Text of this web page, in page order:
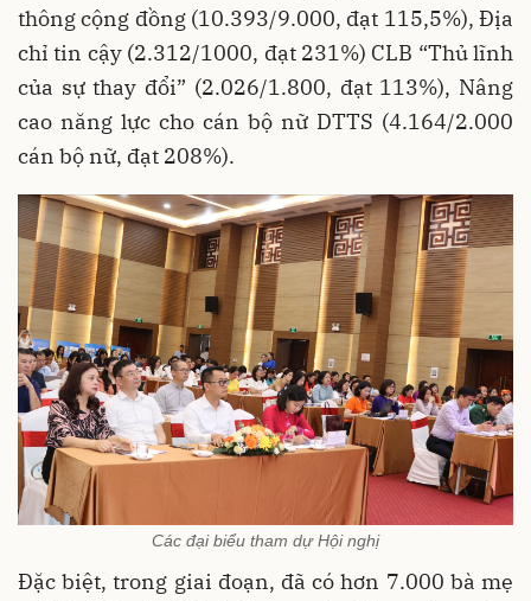
thông cộng đồng (10.393/9.000, đạt 115,5%), Địa
chỉ tin cậy (2.312/1000, đạt 231%) CLB “Thủ lĩnh
của sự thay đổi” (2.026/1.800, đạt 113%), Nâng
cao năng lực cho cán bộ nữ DTTS (4.164/2.000
cán bộ nữ, đạt 208%).
Các đại biểu tham dự Hội nghị
Đặc biệt, trong giai đoạn, đã có hơn 7.000 bà mẹ